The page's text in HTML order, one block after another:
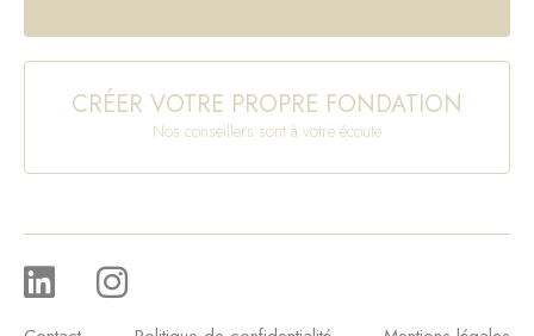
CRÉER VOTRE PROPRE FONDATION
Nos conseillers sont à votre écoute